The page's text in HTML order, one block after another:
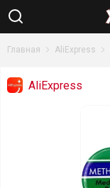
Главная AliExpress
AliExpress